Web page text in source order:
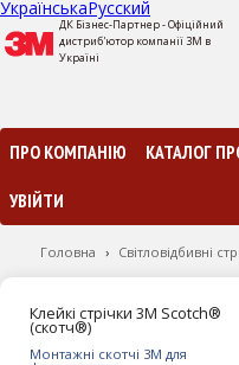
УкраїнськаРусский
ДК Бізнес-Партнер - Офіційний
дистриб'ютор компанії 3М в
Україні
ПРО КОМПАНІЮ КАТАЛОГ
УВІЙТИ
Головна › Світловідбивні
Клейкі стрічки 3М Scotch®
(скотч®)
Монтажні скотчі 3М для